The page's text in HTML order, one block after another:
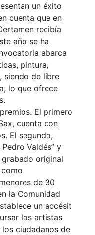
un éxito
cuenta que en
recibía
año se ha
abarca
pintura,
siendo de libre
lo que ofrece
El primero
cuenta con
El segundo,
Valdés” y
original
de 30
la Comunidad
un accésit
los artistas
ciudadanos de